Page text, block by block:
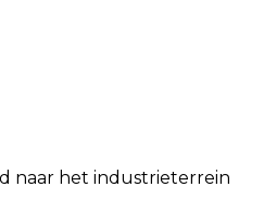
naar het industrieterrein